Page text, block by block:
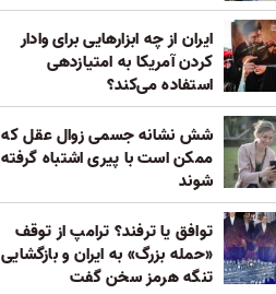
ایران از چه ابزارهایی برای وادار
کردن آمریکا به امتیازدهی
استفاده می‌کند؟
شش نشانه جسمی زوال عقل که
ممکن است با پیری اشتباه گرفته
شوند
توافق یا ترفند؟ ترامپ از توقف
«حمله بزرگ» به ایران و بازگشایی
تنگه هرمز سخن گفت